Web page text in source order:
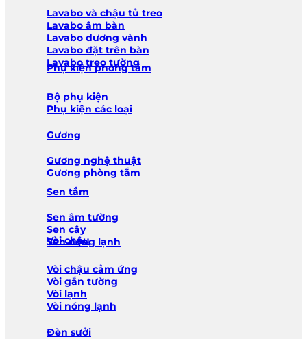
Lavabo và chậu tủ treo
Lavabo âm bàn
Lavabo dương vành
Lavabo đặt trên bàn
Lavabo treo tường
Phụ kiện phòng tắm
Bộ phụ kiện
Phụ kiện các loại
Gương
Gương nghệ thuật
Gương phòng tắm
Sen tắm
Sen âm tường
Sen cây
Sen nóng lạnh
Vòi chậu
Vòi chậu cảm ứng
Vòi gắn tường
Vòi lạnh
Vòi nóng lạnh
Đèn sưởi